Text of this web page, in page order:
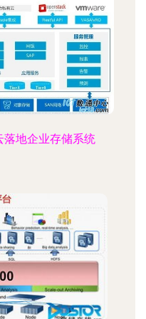
落地企业存储系统